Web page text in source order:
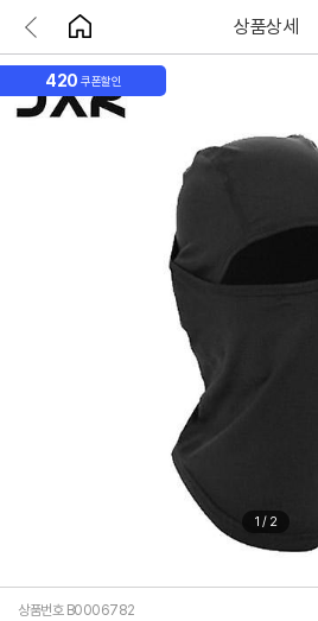
상품상세
420 쿠폰할인
1 / 2
상품번호 B0006782